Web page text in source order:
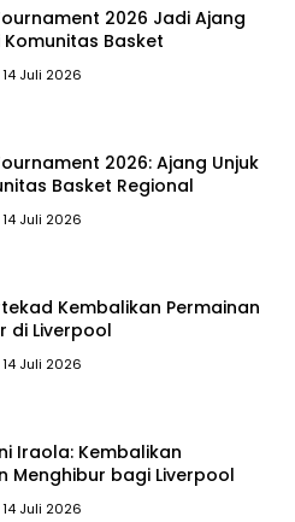
2026 Jadi Ajang
Komunitas Basket
14 Juli 2026
2026: Ajang Unjuk
Basket Regional
14 Juli 2026
Kembalikan Permainan
di Liverpool
14 Juli 2026
Iraola: Kembalikan
Menghibur bagi Liverpool
14 Juli 2026